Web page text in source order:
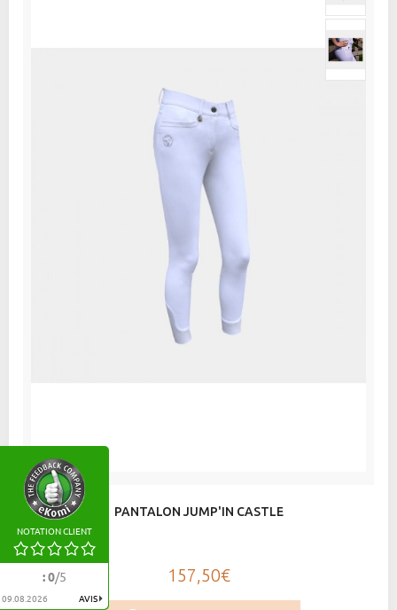
PANTALON JUMP'IN CASTLE
157,50€
NOTATION CLIENT
:0/5
09.08.2026 AVIS